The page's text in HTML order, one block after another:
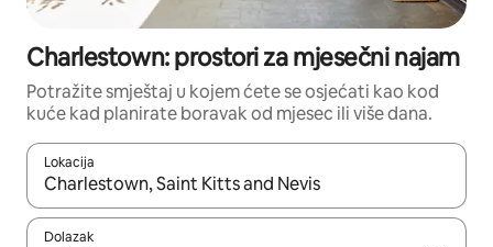
Charlestown: prostori za mjesečni najam
Potražite smještaj u kojem ćete se osjećati kao kod
kuće kad planirate boravak od mjesec ili više dana.
Lokacija
Kada budu dostupni rezultati, moći ćete ih pregledati
Dolazak